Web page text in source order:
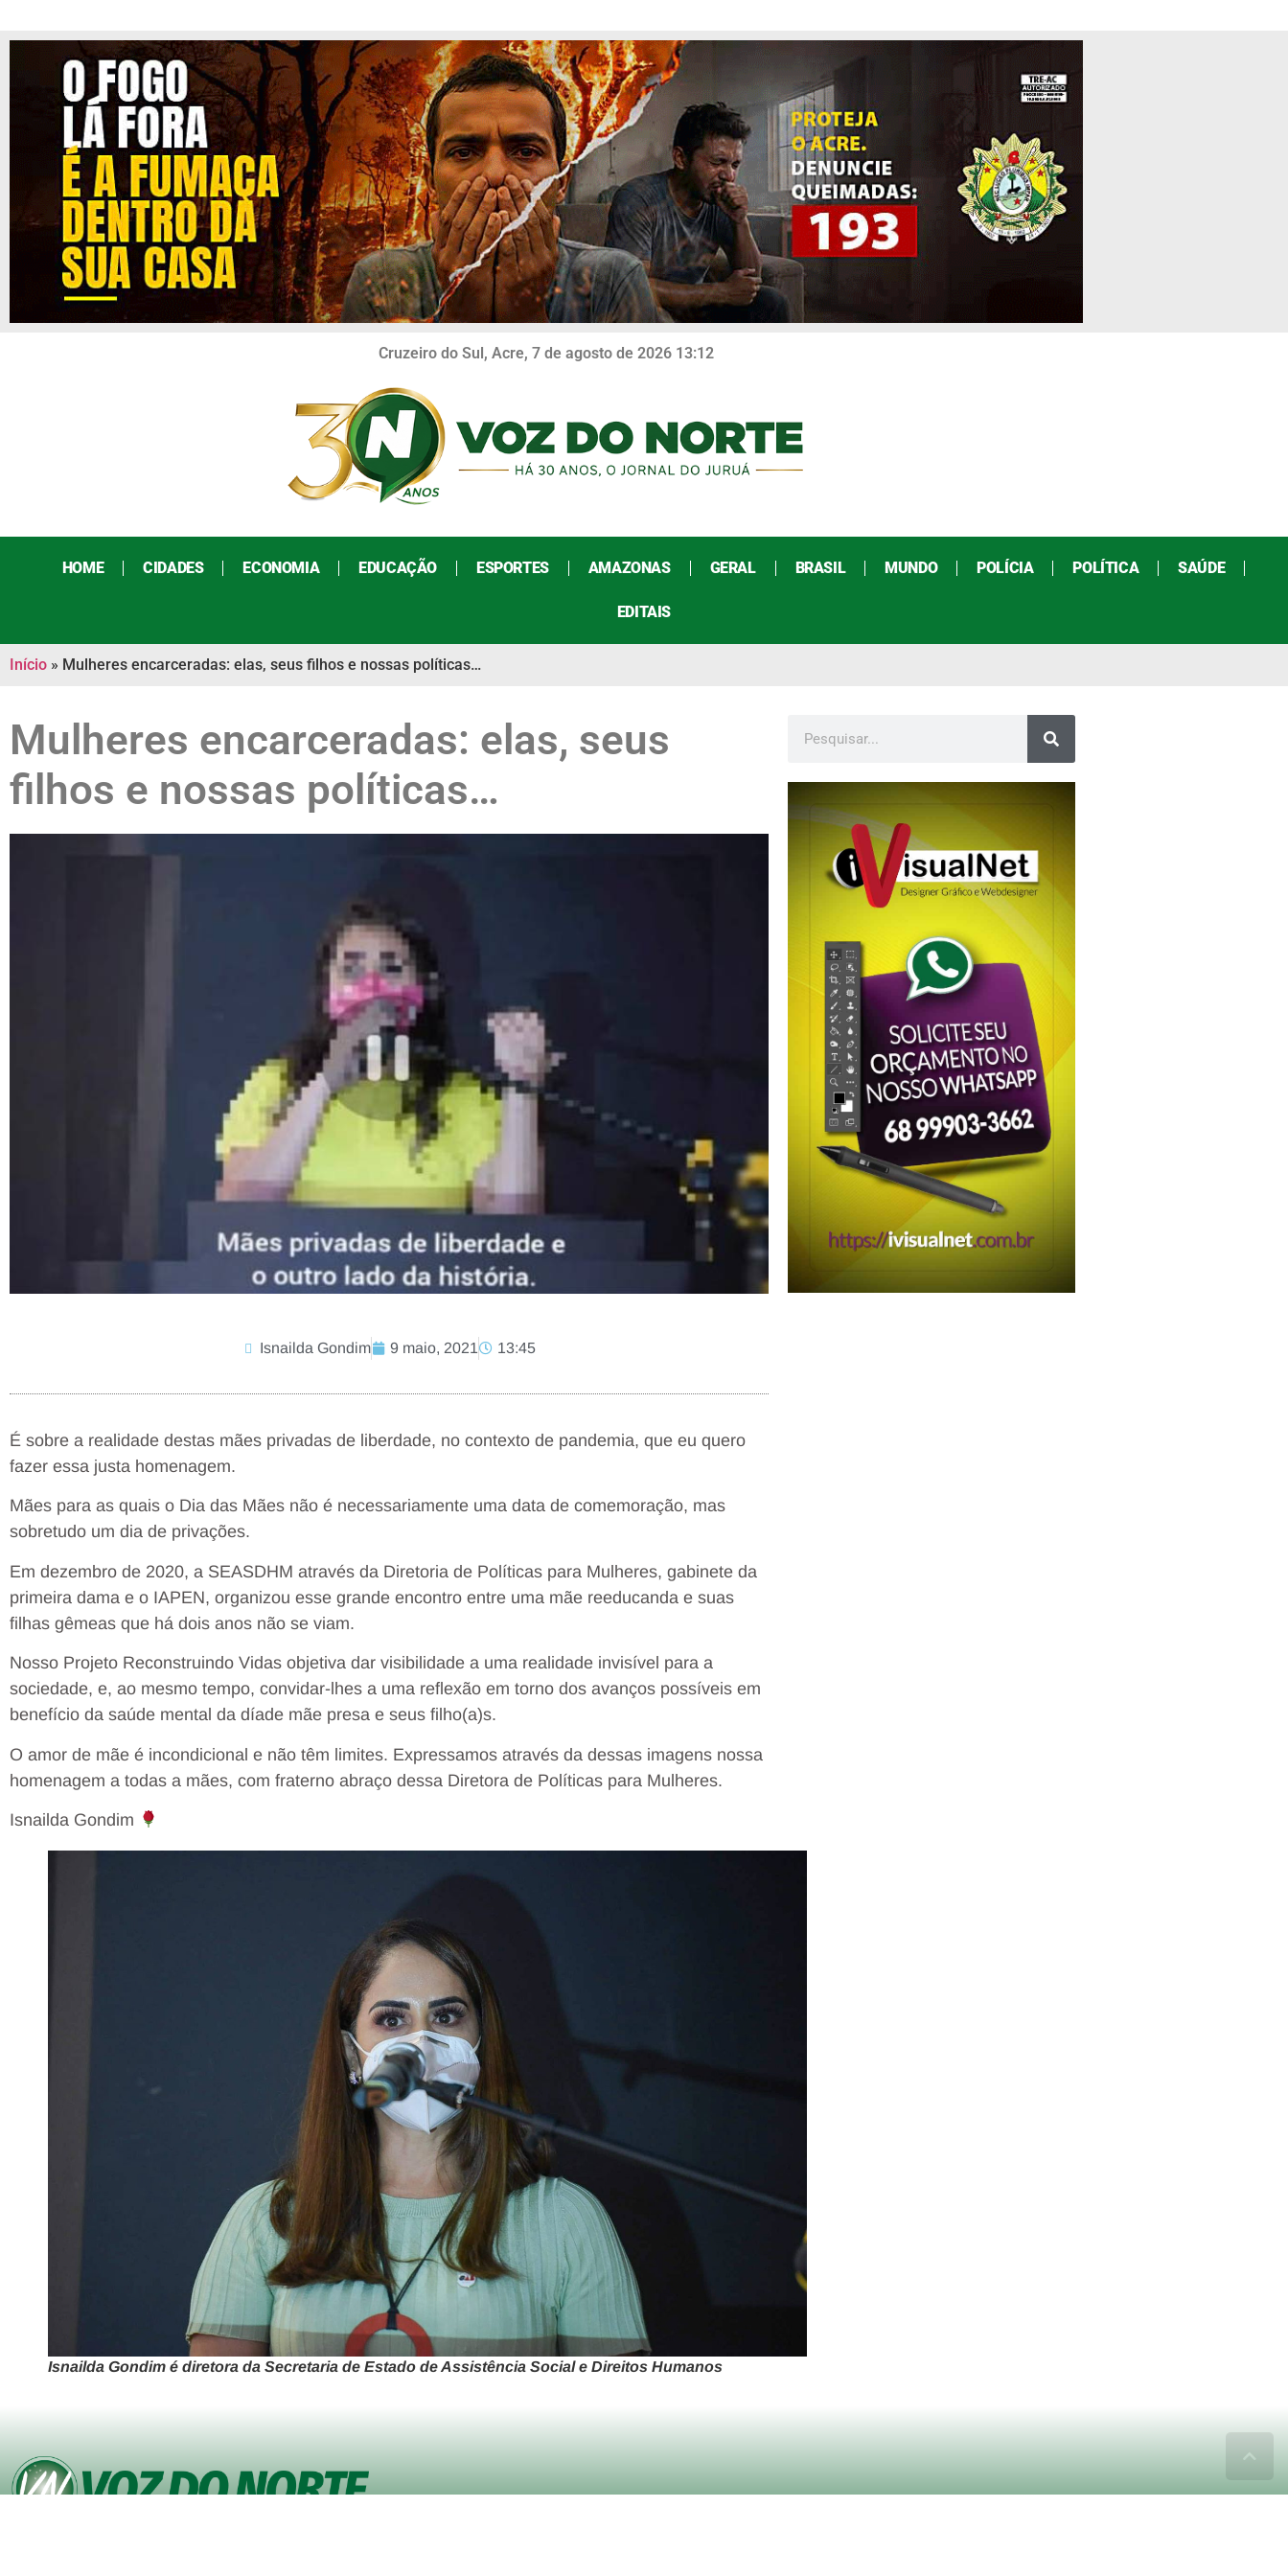
Cruzeiro do Sul, Acre, 7 de agosto de 2026 13:12
HOME CIDADES ECONOMIA EDUCAÇÃO ESPORTES AMAZONAS GERAL BRASIL MUNDO POLÍCIA POLÍTICA SAÚDE
EDITAIS
Início » Mulheres encarceradas: elas, seus filhos e nossas políticas…
Mulheres encarceradas: elas, seus
filhos e nossas políticas…
Isnailda Gondim 9 maio, 2021 13:45
É sobre a realidade destas mães privadas de liberdade, no contexto de pandemia, que eu quero
fazer essa justa homenagem.
Mães para as quais o Dia das Mães não é necessariamente uma data de comemoração, mas
sobretudo um dia de privações.
Em dezembro de 2020, a SEASDHM através da Diretoria de Políticas para Mulheres, gabinete da
primeira dama e o IAPEN, organizou esse grande encontro entre uma mãe reeducanda e suas
filhas gêmeas que há dois anos não se viam.
Nosso Projeto Reconstruindo Vidas objetiva dar visibilidade a uma realidade invisível para a
sociedade, e, ao mesmo tempo, convidar-lhes a uma reflexão em torno dos avanços possíveis em
benefício da saúde mental da díade mãe presa e seus filho(a)s.
O amor de mãe é incondicional e não têm limites. Expressamos através da dessas imagens nossa
homenagem a todas a mães, com fraterno abraço dessa Diretora de Políticas para Mulheres.
Isnailda Gondim
Isnailda Gondim é diretora da Secretaria de Estado de Assistência Social e Direitos Humanos